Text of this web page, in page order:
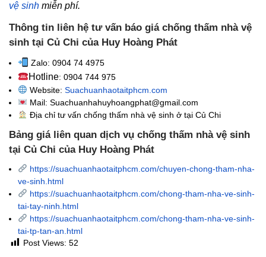
vệ sinh miễn phí.
Thông tin liên hệ tư vấn báo giá chống thấm nhà vệ
sinh tại Củ Chi của Huy Hoàng Phát
Zalo: 0904 74 4975
Hotline: 0904 744 975
Website: Suachuanhaotaitphcm.com
Mail: Suachuanhahuyhoangphat@gmail.com
Địa chỉ tư vấn chống thấm nhà vệ sinh ở tại Củ Chi
Bảng giá liên quan dịch vụ chống thấm nhà vệ sinh
tại Củ Chi của Huy Hoàng Phát
https://suachuanhaotaitphcm.com/chuyen-chong-tham-nha-
ve-sinh.html
https://suachuanhaotaitphcm.com/chong-tham-nha-ve-sinh-
tai-tay-ninh.html
https://suachuanhaotaitphcm.com/chong-tham-nha-ve-sinh-
tai-tp-tan-an.html
Post Views: 52